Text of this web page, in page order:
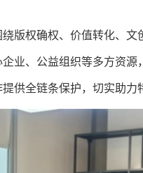
版权确权、价值转化、文
业、公益组织等多方资源
供全链条保护，切实助力